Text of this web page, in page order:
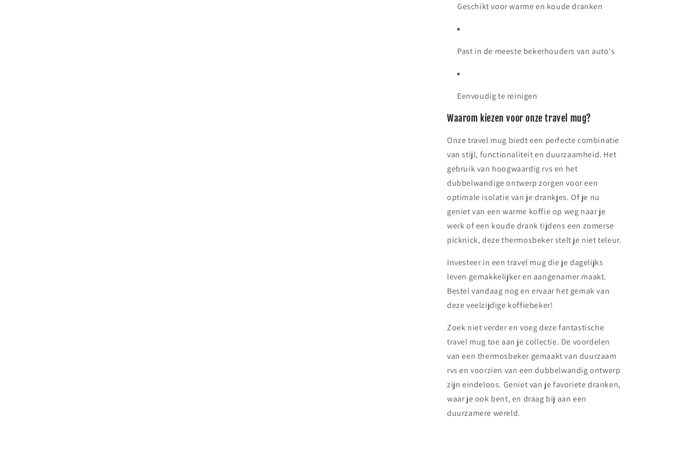
Geschikt voor warme en koude dranken
Past in de meeste bekerhouders van auto's
Eenvoudig te reinigen
Waarom kiezen voor onze travel mug?
Onze travel mug biedt een perfecte combinatie
van stijl, functionaliteit en duurzaamheid. Het
gebruik van hoogwaardig rvs en het
dubbelwandige ontwerp zorgen voor een
optimale isolatie van je drankjes. Of je nu
geniet van een warme koffie op weg naar je
werk of een koude drank tijdens een zomerse
picknick, deze thermosbeker stelt je niet teleur.
Investeer in een travel mug die je dagelijks
leven gemakkelijker en aangenamer maakt.
Bestel vandaag nog en ervaar het gemak van
deze veelzijdige koffiebeker!
Zoek niet verder en voeg deze fantastische
travel mug toe aan je collectie. De voordelen
van een thermosbeker gemaakt van duurzaam
rvs en voorzien van een dubbelwandig ontwerp
zijn eindeloos. Geniet van je favoriete dranken,
waar je ook bent, en draag bij aan een
duurzamere wereld.